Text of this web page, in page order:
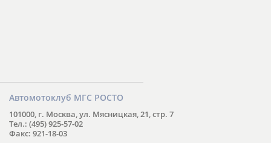
Автомотоклуб МГС РОСТО
101000, г. Москва, ул. Мясницкая, 21, стр. 7
Тел.: (495) 925-57-02
Факс: 921-18-03